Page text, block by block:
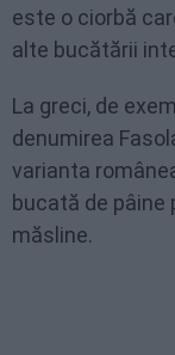
este o ciorbă
alte bucătării
La greci, de
denumirea
varianta
bucată de pâine
măsline.